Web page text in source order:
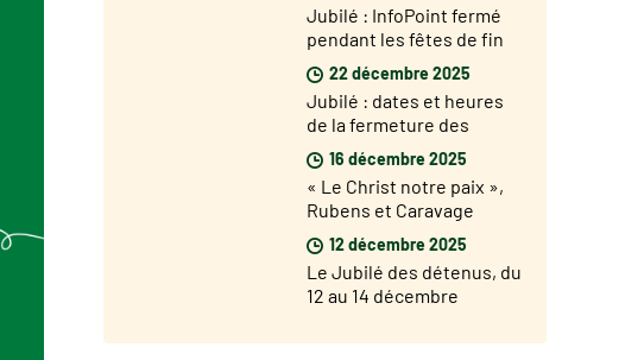
Jubilé : InfoPoint fermé
pendant les fêtes de fin
d'année
22 décembre 2025
Jubilé : dates et heures
de la fermeture des
Portes Saintes
16 décembre 2025
« Le Christ notre paix »,
Rubens et Caravage
exposés à Rome à partir
du 17 décembre
12 décembre 2025
Le Jubilé des détenus, du
12 au 14 décembre